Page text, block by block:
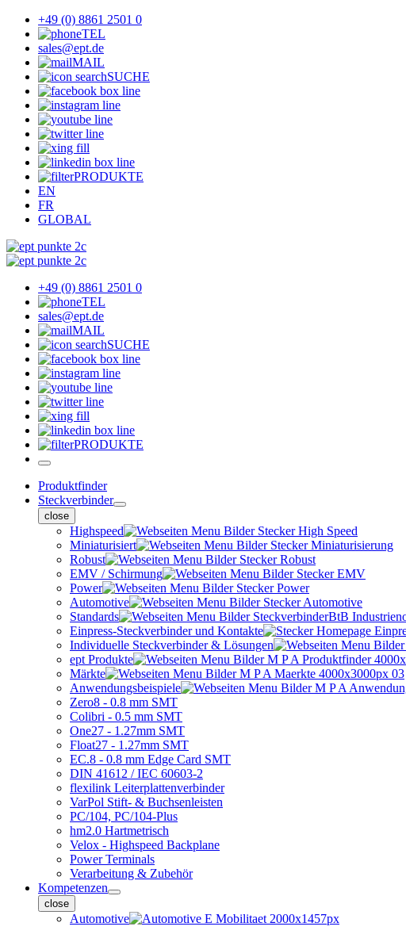
+49 (0) 8861 2501 0
TEL
sales@ept.de
MAIL
SUCHE
PRODUKTE
EN
FR
GLOBAL
+49 (0) 8861 2501 0
TEL
sales@ept.de
MAIL
SUCHE
PRODUKTE
Produktfinder
Steckverbinder
close
Highspeed
Miniaturisiert
Robust
EMV / Schirmung
Power
Automotive
Standards
Einpress-Steckverbinder und Kontakte
Individuelle Steckverbinder & Lösungen
ept Produkte
Märkte
Anwendungsbeispiele
Zero8 - 0.8 mm SMT
Colibri - 0.5 mm SMT
One27 - 1.27mm SMT
Float27 - 1.27mm SMT
EC.8 - 0.8 mm Edge Card SMT
DIN 41612 / IEC 60603-2
flexilink Leiterplattenverbinder
VarPol Stift- & Buchsenleisten
PC/104, PC/104-Plus
hm2.0 Hartmetrisch
Velox - Highspeed Backplane
Power Terminals
Verarbeitung & Zubehör
Kompetenzen
close
Automotive